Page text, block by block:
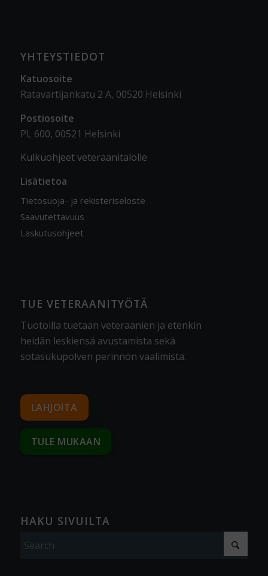
YHTEYSTIEDOT
Katuosoite
Ratavartijankatu 2 A, 00520 Helsinki
Postiosoite
PL 600, 00521 Helsinki
Kulkuohjeet veteraanitalolle
Lisätietoa
Tietosuoja- ja rekisteriseloste
Saavutettavuus
Laskutusohjeet
TUE VETERAANITYÖTÄ
Tuotoilla tuetaan veteraanien ja etenkin
heidän leskiensä avustamista sekä
sotasukupolven perinnön vaalimista.
LAHJOITA
TULE MUKAAN
HAKU SIVUILTA